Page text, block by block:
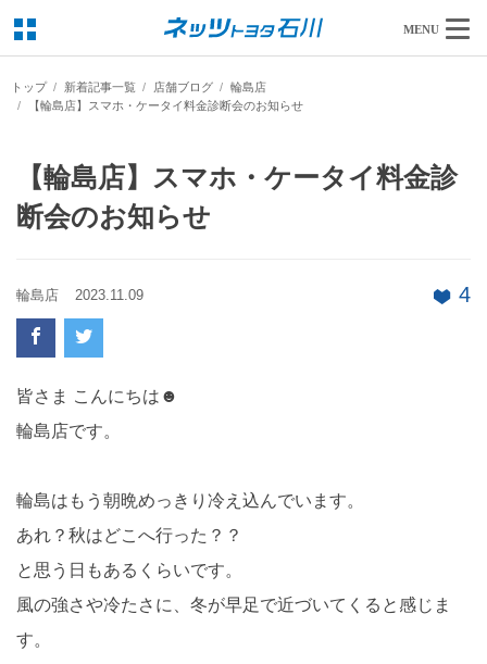
MENU
トップ 新着記事一覧 店舗ブログ
輪島店
【輪島店】スマホ・ケータイ料金診断会のお知らせ
【輪島店】スマホ・ケータイ料金診
断会のお知らせ
輪島店 2023.11.09 4
皆さま こんにちは☻
輪島店です。
輪島はもう朝晩めっきり冷え込んでいます。
あれ？秋はどこへ行った？？
と思う日もあるくらいです。
風の強さや冷たさに、冬が早足で近づいてくると感じま
す。